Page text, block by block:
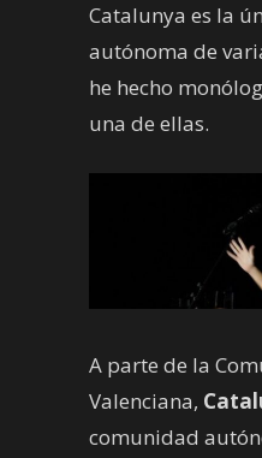
Catalunya es la
autónoma de
he hecho
una de ellas.
A parte de la
Valenciana,
comunidad